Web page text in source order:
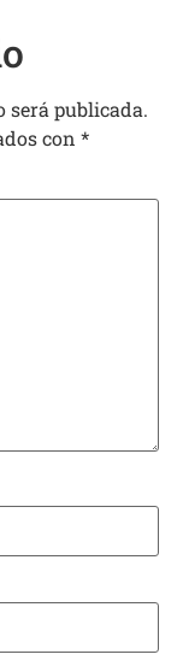
será publicada.
con *